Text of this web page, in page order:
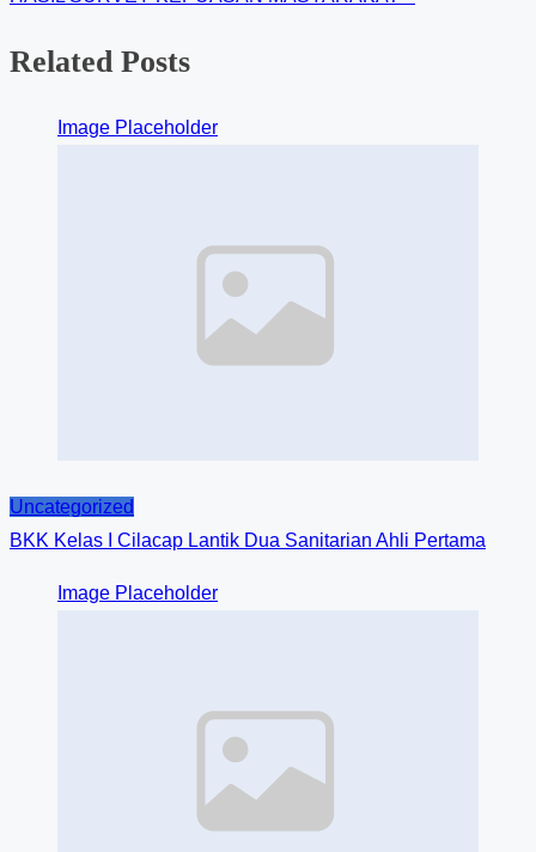
Related Posts
Image Placeholder
Uncategorized
BKK Kelas I Cilacap Lantik Dua Sanitarian Ahli Pertama
Image Placeholder